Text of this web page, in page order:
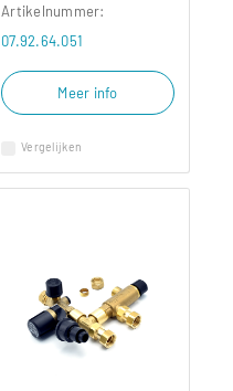
Vergelijken
Artikelnummer:
07.92.64.051
Meer info